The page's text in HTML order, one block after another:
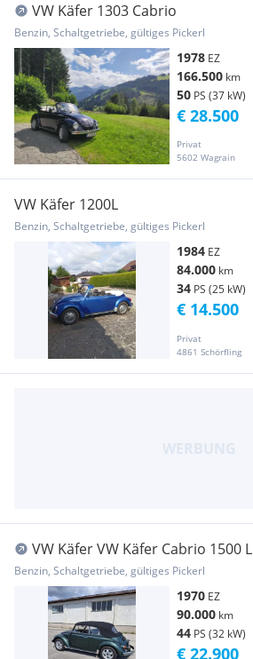
VW Käfer 1303 Cabrio
Benzin, Schaltgetriebe, gültiges Pickerl
1978 EZ
166.500 km
50 PS (37 kW)
Privat
5602 Wagrain
€ 28.500
VW Käfer 1200L
Benzin, Schaltgetriebe, gültiges Pickerl
1984 EZ
84.000 km
34 PS (25 kW)
Privat
4861 Schörfling
€ 14.500
VW Käfer VW Käfer Cabrio 1500 L
Benzin, Schaltgetriebe, gültiges Pickerl
1970 EZ
90.000 km
44 PS (32 kW)
€ 22.900